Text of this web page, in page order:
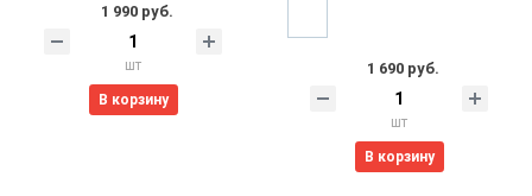
1 990 руб.
шт
В корзину
1 690 руб.
шт
В корзину